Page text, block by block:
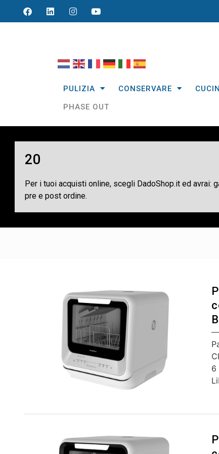
PULIZIA CONSERVARE
PHASE OUT
20
Per i tuoi acquisti online, scegli DadoShop.it ed avrai:
pre e post ordine.
6